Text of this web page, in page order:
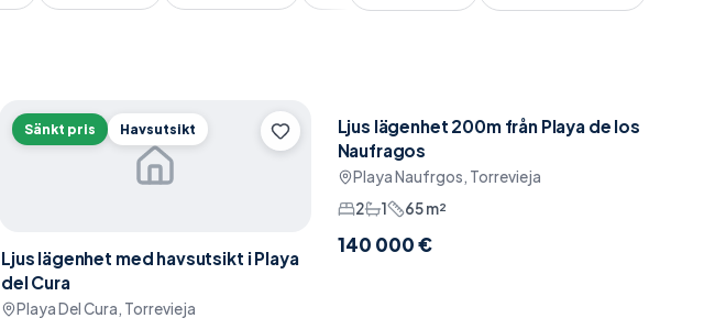
Sänkt pris Havsutsikt
Ljus lägenhet med havsutsikt i Playa
del Cura
Playa Del Cura, Torrevieja
Pool
Ljus lägenhet 200m från Playa de los
Naufragos
Playa Naufrgos, Torrevieja
2
1 65m²
140 000 €